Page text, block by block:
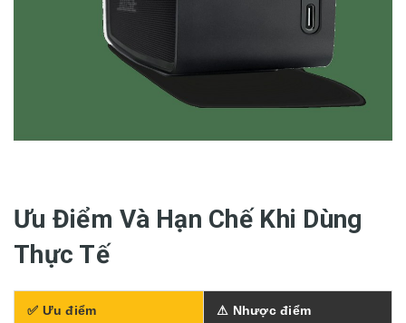
Ưu Điểm Và Hạn Chế Khi Dùng
Thực Tế
✅ Ưu điểm ⚠ Nhược điểm